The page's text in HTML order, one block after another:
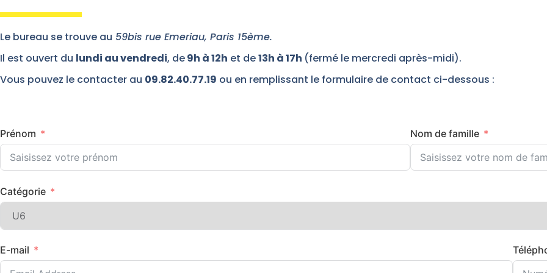
Le bureau se trouve au 59bis rue Emeriau, Paris 15ème.
Il est ouvert du lundi au vendredi, de9h à 12h et de13h à 17h (fermé le mercredi après-midi).
Vous pouvez le contacter au 09.82.40.77.19 ou en remplissant le formulaire de contact ci-dessous :
Prénom Nom de famille
Catégorie
E-mail